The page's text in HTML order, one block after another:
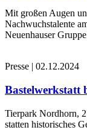
Mit großen Augen
Nachwuchstalente
Neuenhauser
Presse | 02.12.2024
Bastelwerkstatt
Tierpark Nordhorn,
statten historisches